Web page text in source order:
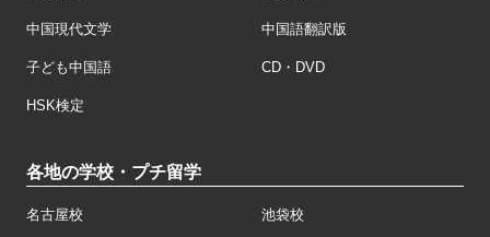
中国現代文学 中国語翻訳版
子ども中国語 CD・DVD
HSK検定
各地の学校・プチ留学
名古屋校 池袋校